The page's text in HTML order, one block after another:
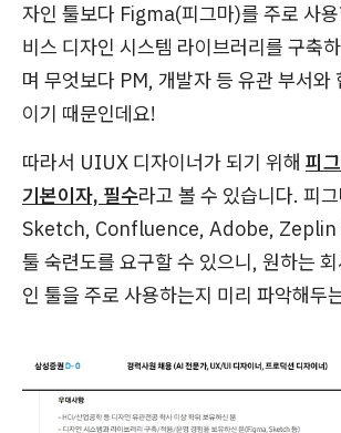
자인 툴보다 Figma(피그마)를 주로 사용
비스 디자인 시스템 라이브러리를 구축
며 무엇보다 PM, 개발자 등 유관 부서와
이기 때문인데요!
따라서 UIUX 디자이너가 되기 위해 피
기본이자, 필수라고 볼 수 있습니다. 피
Sketch, Confluence, Adobe, Zeplin
툴 숙련도를 요구할 수 있으니, 원하는
인 툴을 주로 사용하는지 미리 파악해두